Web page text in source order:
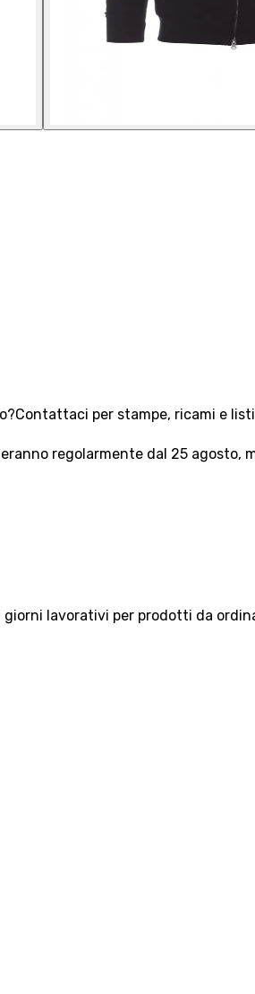
Contattaci per stampe, ricami e
regolarmente dal 25
giorni lavorativi per prodotti da